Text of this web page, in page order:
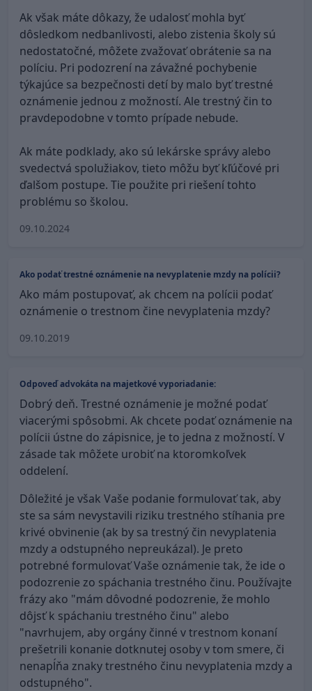
Ak však máte dôkazy, že udalosť mohla byť
dôsledkom nedbanlivosti, alebo zistenia školy sú
nedostatočné, môžete zvažovať obrátenie sa na
políciu. Pri podozrení na závažné pochybenie
týkajúce sa bezpečnosti detí by malo byť trestné
oznámenie jednou z možností. Ale trestný čin to
pravdepodobne v tomto prípade nebude.
Ak máte podklady, ako sú lekárske správy alebo
svedectvá spolužiakov, tieto môžu byť kľúčové pri
ďalšom postupe. Tie použite pri riešení tohto
problému so školou.
09.10.2024
Ako podať trestné oznámenie na nevyplatenie mzdy na polícii?
Ako mám postupovať, ak chcem na polícii podať
oznámenie o trestnom čine nevyplatenia mzdy?
09.10.2019
Odpoveď advokáta na majetkové vyporiadanie:
Dobrý deň. Trestné oznámenie je možné podať
viacerými spôsobmi. Ak chcete podať oznámenie na
polícii ústne do zápisnice, je to jedna z možností. V
zásade tak môžete urobiť na ktoromkoľvek
oddelení.
Dôležité je však Vaše podanie formulovať tak, aby
ste sa sám nevystavili riziku trestného stíhania pre
krivé obvinenie (ak by sa trestný čin nevyplatenia
mzdy a odstupného nepreukázal). Je preto
potrebné formulovať Vaše oznámenie tak, že ide o
podozrenie zo spáchania trestného činu. Používajte
frázy ako "mám dôvodné podozrenie, že mohlo
dôjsť k spáchaniu trestného činu" alebo
"navrhujem, aby orgány činné v trestnom konaní
prešetrili konanie dotknutej osoby v tom smere, či
nenapĺňa znaky trestného činu nevyplatenia mzdy a
odstupného".